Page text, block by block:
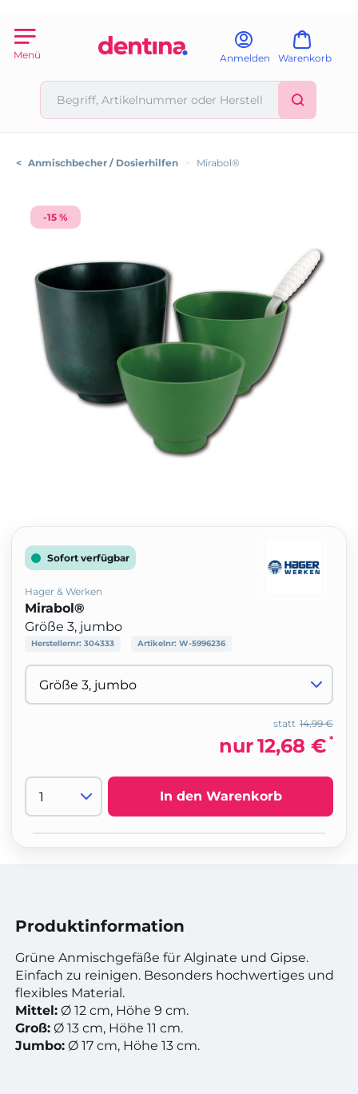
Menü Anmelden Warenkorb
< Anmischbecher / Dosierhilfen > Mirabol®
-15 %
Sofort verfügbar
Hager & Werken
Mirabol®
Größe 3, jumbo
Herstellernr: 304333 Artikelnr: W-5996236
14,99 €
statt
nur12,68 € *
In den Warenkorb
Produktinformation
Grüne Anmischgefäße für Alginate und Gipse.
Einfach zu reinigen. Besonders hochwertiges und
flexibles Material.
Mittel: Ø 12 cm, Höhe 9 cm.
Groß: Ø 13 cm, Höhe 11 cm.
Jumbo: Ø 17 cm, Höhe 13 cm.